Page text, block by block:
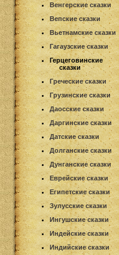
Венгерские сказки
Вепские сказки
Вьетнамские сказки
Гагаузские сказки
Герцеговинские
сказки
Греческие сказки
Грузинские сказки
Даосские сказки
Даргинские сказки
Датские сказки
Долганские сказки
Дунганские сказки
Еврейские сказки
Египетские сказки
Зулусские сказки
Ингушские сказки
Индейские сказки
Индийские сказки